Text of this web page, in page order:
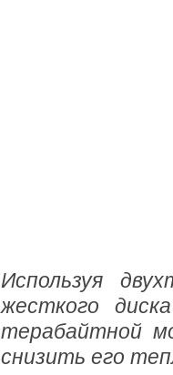
Используя
жесткого
терабайтной
снизить его